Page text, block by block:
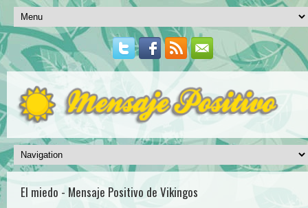
El miedo - Mensaje Positivo de Vikingos